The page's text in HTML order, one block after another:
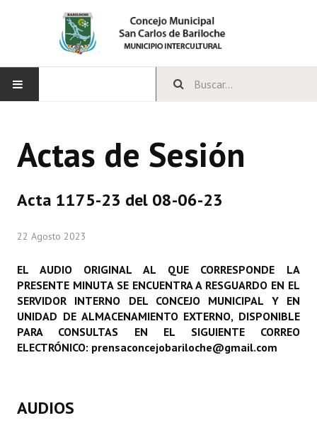
CONCEJO
Comisiones Permanentes
Comisiones Especiales
Concejales Mandato Cumplido
Programas
Actas de Sesión
Acta 1175-23 del 08-06-23
22 Agosto 2023
EL AUDIO ORIGINAL AL QUE CORRESPONDE LA
PRESENTE MINUTA SE ENCUENTRA A RESGUARDO EN EL
SERVIDOR INTERNO DEL CONCEJO MUNICIPAL Y EN
UNIDAD DE ALMACENAMIENTO EXTERNO, DISPONIBLE
PARA CONSULTAS EN EL SIGUIENTE CORREO
ELECTRÓNICO: prensaconcejobariloche@gmail.com
AUDIOS